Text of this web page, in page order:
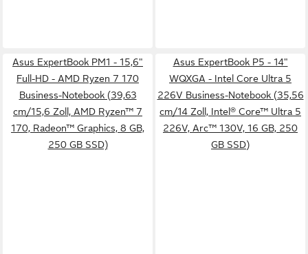
Asus ExpertBook PM1 - 15,6"
Full-HD - AMD Ryzen 7 170
Business-Notebook (39,63
cm/15,6 Zoll, AMD Ryzen™ 7
170, Radeon™ Graphics, 8 GB,
250 GB SSD)
Asus ExpertBook P5 - 14"
WQXGA - Intel Core Ultra 5
226V Business-Notebook (35,56
cm/14 Zoll, Intel® Core™ Ultra 5
226V, Arc™ 130V, 16 GB, 250
GB SSD)